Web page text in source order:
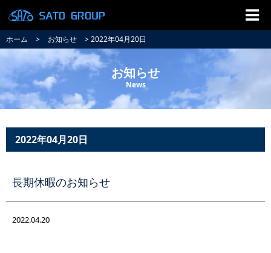
ホーム > お知らせ > 2022年04月20日
お知らせ
News
2022年04月20日
長期休暇のお知らせ
2022.04.20